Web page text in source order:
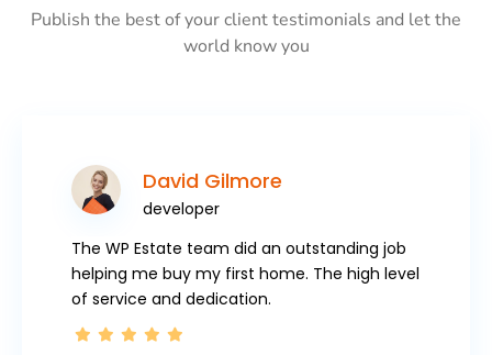
Publish the best of your client testimonials and let the
world know you
David Gilmore
developer
The WP Estate team did an outstanding job
helping me buy my first home. The high level
of service and dedication.